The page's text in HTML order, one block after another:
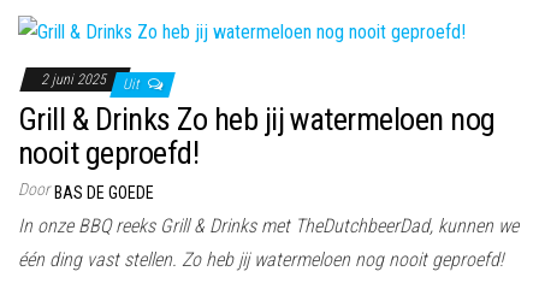
2 juni 2025 Uit
Grill & Drinks Zo heb jij watermeloen nog
nooit geproefd!
Door BAS DE GOEDE
In onze BBQ reeks Grill & Drinks met TheDutchbeerDad, kunnen we
één ding vast stellen. Zo heb jij watermeloen nog nooit geproefd!